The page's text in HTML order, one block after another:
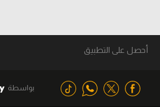
أحصل على التطبيق
بواسطة